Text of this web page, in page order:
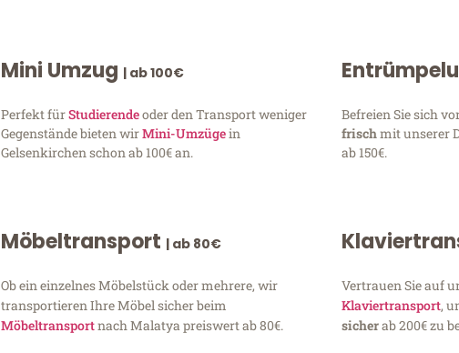
Mini Umzug | ab 100€
Perfekt fürStudierendeoder den Transport weniger
Gegenstände bieten wirMini-Umzügein
Gelsenkirchen schon ab 100€ an.
Befreien Sie sich
frischmit unserer
ab 150€.
Möbeltransport | ab 80€
Ob ein einzelnes Möbelstück oder mehrere, wir
transportieren Ihre Möbel sicher beim
Möbeltransportnach Malatya preiswert ab 80€.
Vertrauen Sie auf
Klaviertransport,
sicherab 200€ zu